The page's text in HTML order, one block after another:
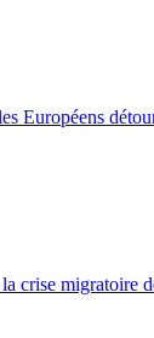
Européens
crise migratoire